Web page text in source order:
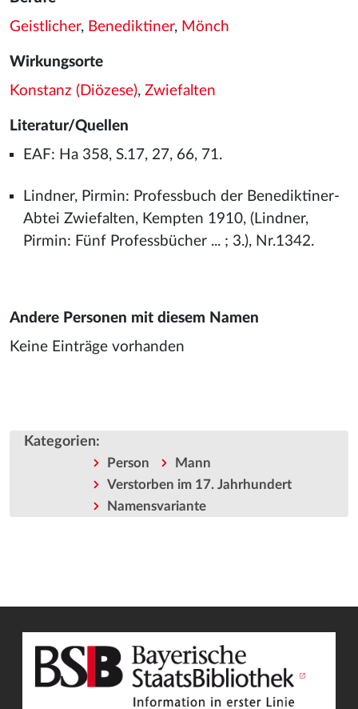
Geistlicher, Benediktiner, Mönch
Wirkungsorte
Konstanz (Diözese), Zwiefalten
Literatur/Quellen
EAF: Ha 358, S.17, 27, 66, 71.
Lindner, Pirmin: Professbuch der Benediktiner-
Abtei Zwiefalten, Kempten 1910, (Lindner,
Pirmin: Fünf Professbücher ... ; 3.), Nr.1342.
Andere Personen mit diesem Namen
Keine Einträge vorhanden
Kategorien:
Person
Mann
Verstorben im 17. Jahrhundert
Namensvariante